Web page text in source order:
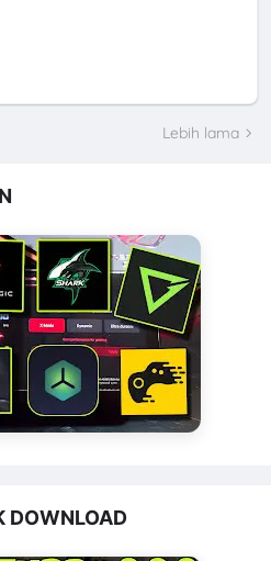
Lebih lama
DOWNLOAD